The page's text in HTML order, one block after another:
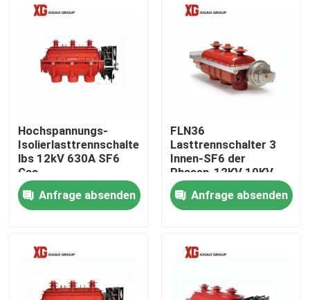
Hochspannungs-
Isolierlasttrennschalter
lbs 12kV 630A SF6
Gas
Anfrage absenden
FLN36
Lasttrennschalter 3
Innen-SF6 der
Phasen-12KV 10KV
Anfrage absenden